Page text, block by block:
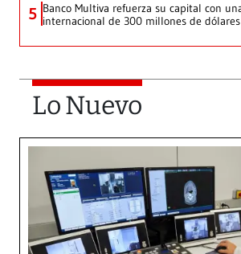
5 Banco Multiva refuerza su capital con
internacional de 300 millones de dólares
Lo Nuevo